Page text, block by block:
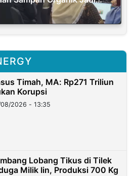
Timah, MA: Rp271 Triliun
Korupsi
2026 - 13:35
Lobang Tikus di Tilek
Milik Iin, Produksi 700 Kg